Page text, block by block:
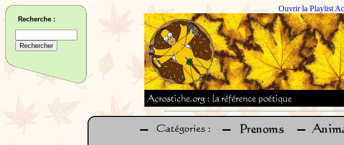
Ouvrir la Playlist
Recherche :